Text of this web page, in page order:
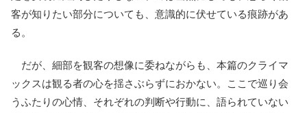
客が知りたい部分についても、意識的に伏せている痕跡があ
る。
だが、細部を観客の想像に委ねながらも、本篇のクライマ
ックスは観る者の心を揺さぶらずにおかない。ここで巡り会
うふたりの心情、それぞれの判断や行動に、語られていない